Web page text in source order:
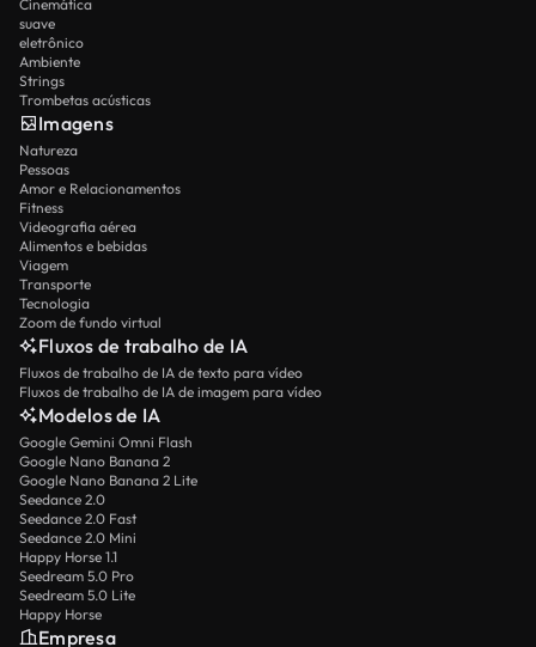
Cinemática
suave
eletrônico
Ambiente
Strings
Trombetas acústicas
Imagens
Natureza
Pessoas
Amor e Relacionamentos
Fitness
Videografia aérea
Alimentos e bebidas
Viagem
Transporte
Tecnologia
Zoom de fundo virtual
Fluxos de trabalho de IA
Fluxos de trabalho de IA de texto para vídeo
Fluxos de trabalho de IA de imagem para vídeo
Modelos de IA
Google Gemini Omni Flash
Google Nano Banana 2
Google Nano Banana 2 Lite
Seedance 2.0
Seedance 2.0 Fast
Seedance 2.0 Mini
Happy Horse 1.1
Seedream 5.0 Pro
Seedream 5.0 Lite
Happy Horse
Empresa